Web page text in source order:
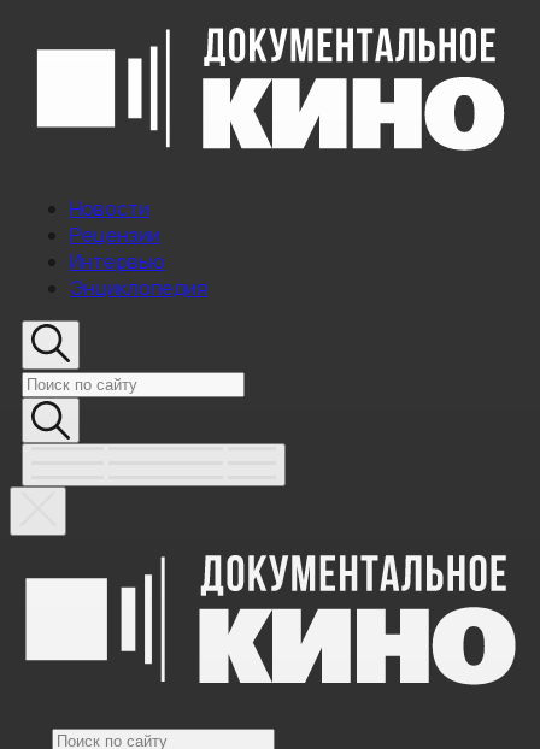
Новости
Рецензии
Интервью
Энциклопедия